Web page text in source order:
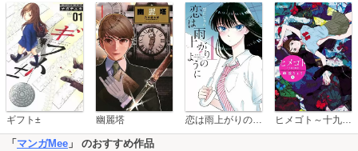
ギフト± 幽麗塔 恋は雨上がりのように ヒメゴト～十九歳の制服～
「 マンガMee 」 のおすすめ作品